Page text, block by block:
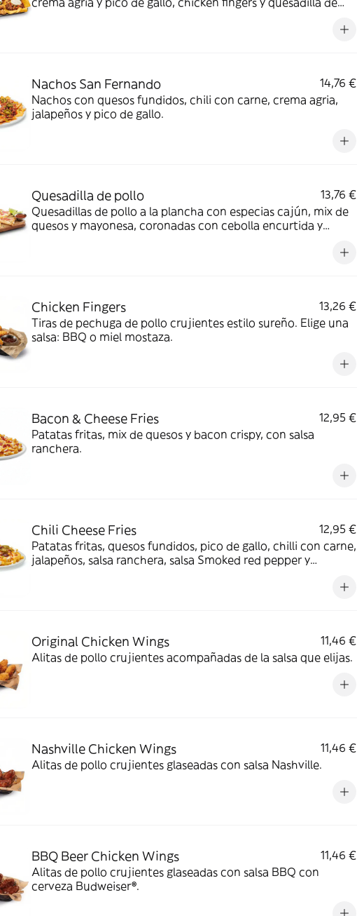
Nachos San Fernando
14,76 €
Nachos con quesos fundidos, chili con carne, crema agria,
jalapeños y pico de gallo.
Quesadilla de pollo
13,76 €
Quesadillas de pollo a la plancha con especias cajún, mix de
quesos y mayonesa, coronadas con cebolla encurtida y
Chicken Fingers
13,26 €
Tiras de pechuga de pollo crujientes estilo sureño. Elige una
salsa: BBQ o miel mostaza.
Bacon & Cheese Fries
12,95 €
Patatas fritas, mix de quesos y bacon crispy, con salsa
ranchera.
Chili Cheese Fries
12,95 €
Patatas fritas, quesos fundidos, pico de gallo, chilli con carne,
jalapeños, salsa ranchera, salsa Smoked red pepper y
Original Chicken Wings
11,46 €
Alitas de pollo crujientes acompañadas de la salsa que elijas.
Nashville Chicken Wings
11,46 €
Alitas de pollo crujientes glaseadas con salsa Nashville.
BBQ Beer Chicken Wings
11,46 €
Alitas de pollo crujientes glaseadas con salsa BBQ con
cerveza Budweiser®.